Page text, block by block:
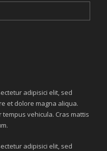
adipisici elit, sed
et dolore magna aliqua.
vehicula. Cras mattis
adipisici elit, sed